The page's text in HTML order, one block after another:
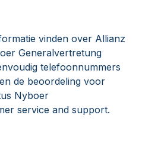
vinden over Allianz
Generalvertretung
telefoonnummers
de beoordeling voor
Nyboer
service and support.